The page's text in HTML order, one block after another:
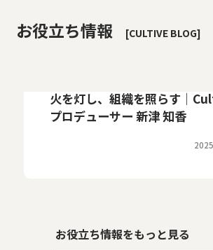
お役立ち情報 [CULTIVE BLOG]
火を灯し、組織を照らす｜
プロデューサー 新津 知香
お役立ち情報をもっと見る